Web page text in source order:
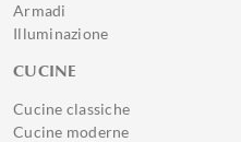
Armadi
Illuminazione
CUCINE
Cucine classiche
Cucine moderne